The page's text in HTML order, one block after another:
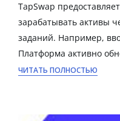
TapSwap
зарабатывать активы
заданий. Например,
Платформа активно
ЧИТАТЬ ПОЛНОСТЬЮ